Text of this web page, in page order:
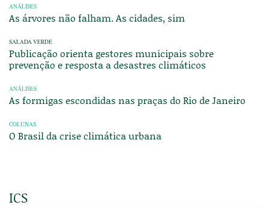
ANÁLISES
As árvores não falham. As cidades, sim
SALADA VERDE
Publicação orienta gestores municipais sobre
prevenção e resposta a desastres climáticos
ANÁLISES
As formigas escondidas nas praças do Rio de Janeiro
COLUNAS
O Brasil da crise climática urbana
ICS